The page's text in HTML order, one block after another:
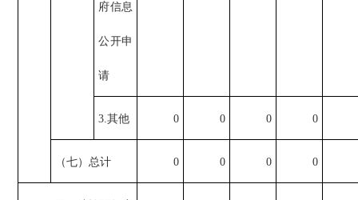
府信息
公开申
请
3.其他 0 0 0 0
（七）总计 0 0 0 0